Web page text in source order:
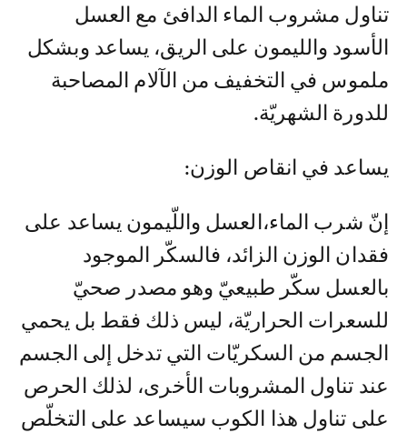
تناول مشروب الماء الدافئ مع العسل
الأسود والليمون على الريق، يساعد وبشكل
ملموس في التخفيف من الآلام المصاحبة
للدورة الشهريّة.
يساعد في انقاص الوزن:
إنّ شرب الماء،العسل واللّيمون يساعد على
فقدان الوزن الزائد، فالسكّر الموجود
بالعسل سكّر طبيعيّ وهو مصدر صحيّ
للسعرات الحراريّة، ليس ذلك فقط بل يحمي
الجسم من السكريّات التي تدخل إلى الجسم
عند تناول المشروبات الأخرى، لذلك الحرص
على تناول هذا الكوب سيساعد على التخلّص